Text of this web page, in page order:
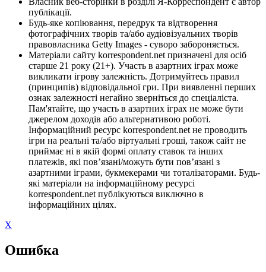
публікації.
Будь-яке копіювання, передрук та відтворення
фотографічних творів та/або аудіовізуальних творів
правовласника Getty Images - суворо забороняється.
Матеріали сайту korrespondent.net призначені для осіб
старше 21 року (21+). Участь в азартних іграх може
викликати ігрову залежність. Дотримуйтесь правил
(принципів) відповідальної гри. При виявленні перших
ознак залежності негайно зверніться до спеціаліста.
Пам'ятайте, що участь в азартних іграх не може бути
джерелом доходів або альтернативою роботі.
Інформаційний ресурс korrespondent.net не проводить
ігри на реальні та/або віртуальні гроші, також сайт не
приймає ні в якій формі оплату ставок та інших
платежів, які пов’язані/можуть бути пов’язані з
азартними іграми, букмекерами чи тоталізаторами. Будь-
які матеріали на інформаційному ресурсі
korrespondent.net публікуються виключно в
інформаційних цілях.
X
Ошибка